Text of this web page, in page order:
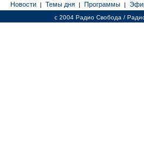
Новости | Темы дня | Программы |
c 2004 Радио Свобода /